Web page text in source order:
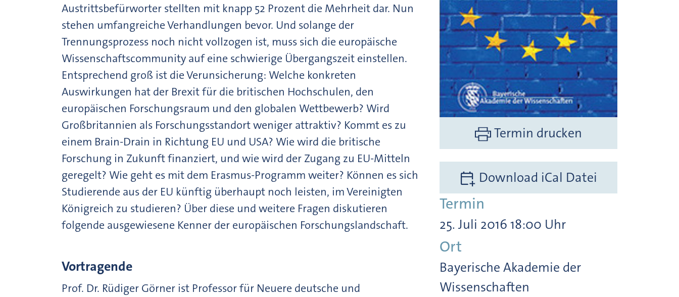
Austrittsbefürworter stellten mit knapp 52 Prozent die Mehrheit dar. Nun
stehen umfangreiche Verhandlungen bevor. Und solange der
Trennungsprozess noch nicht vollzogen ist, muss sich die europäische
Wissenschaftscommunity auf eine schwierige Übergangszeit einstellen.
Entsprechend groß ist die Verunsicherung: Welche konkreten
Auswirkungen hat der Brexit für die britischen Hochschulen, den
europäischen Forschungsraum und den globalen Wettbewerb? Wird
Großbritannien als Forschungsstandort weniger attraktiv? Kommt es zu
einem Brain-Drain in Richtung EU und USA? Wie wird die britische
Forschung in Zukunft finanziert, und wie wird der Zugang zu EU-Mitteln
geregelt? Wie geht es mit dem Erasmus-Programm weiter? Können es sich
Studierende aus der EU künftig überhaupt noch leisten, im Vereinigten
Königreich zu studieren? Über diese und weitere Fragen diskutieren
folgende ausgewiesene Kenner der europäischen Forschungslandschaft.
Vortragende
Prof. Dr. Rüdiger Görner ist Professor für Neuere deutsche und
Termin drucken
Download iCal Datei
Termin
25. Juli 2016 18:00 Uhr
Ort
Bayerische Akademie der
Wissenschaften